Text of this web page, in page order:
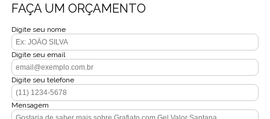
FAÇA UM ORÇAMENTO
Digite seu nome
Digite seu email
Digite seu telefone
Mensagem